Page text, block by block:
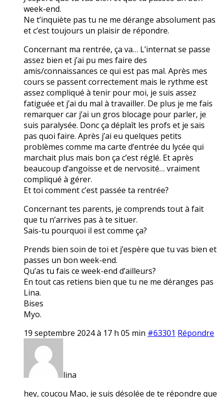
week-end.
Ne t’inquiète pas tu ne me dérange absolument pas
et c’est toujours un plaisir de répondre.
Concernant ma rentrée, ça va… L’internat se passe
assez bien et j’ai pu mes faire des
amis/connaissances ce qui est pas mal. Après mes
cours se passent correctement mais le rythme est
assez compliqué à tenir pour moi, je suis assez
fatiguée et j’ai du mal à travailler. De plus je me fais
remarquer car j’ai un gros blocage pour parler, je
suis paralysée. Donc ça déplaît les profs et je sais
pas quoi faire. Après j’ai eu quelques petits
problèmes comme ma carte d’entrée du lycée qui
marchait plus mais bon ça c’est réglé. Et après
beaucoup d’angoisse et de nervosité… vraiment
compliqué à gérer.
Et toi comment c’est passée ta rentrée?
Concernant tes parents, je comprends tout à fait
que tu n’arrives pas à te situer.
Sais-tu pourquoi il est comme ça?
Prends bien soin de toi et j’espère que tu vas bien et
passes un bon week-end.
Qu’as tu fais ce week-end d’ailleurs?
En tout cas retiens bien que tu ne me déranges pas
Lina.
Bises
Myo.
19 septembre 2024 à 17 h 05 min #63301 Répondre
lina
hey, coucou Mao, je suis désolée de te répondre que